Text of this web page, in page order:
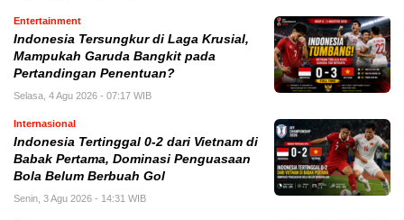
Entertainment
Indonesia Tersungkur di Laga Krusial,
Mampukah Garuda Bangkit pada
Pertandingan Penentuan?
Selasa, 4 Agu 2026 - 07:17 WIB
Internasional
Indonesia Tertinggal 0-2 dari Vietnam di
Babak Pertama, Dominasi Penguasaan
Bola Belum Berbuah Gol
Senin, 3 Agu 2026 - 14:31 WIB